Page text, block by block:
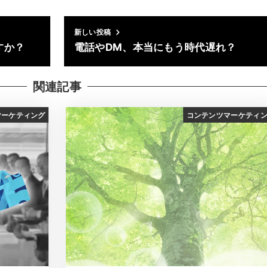
？
新しい投稿
電話やDM、本当にもう時代遅れ？
関連記事
ーケティング コンテンツマーケティ